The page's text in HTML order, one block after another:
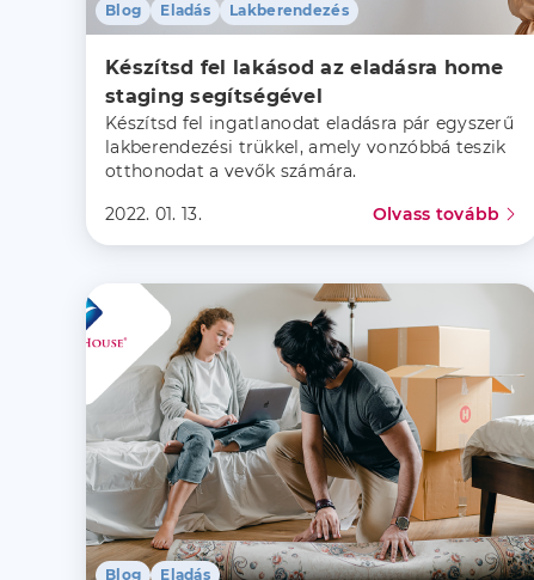
Blog Eladás Lakberendezés
Készítsd fel lakásod az eladásra home
staging segítségével
Készítsd fel ingatlanodat eladásra pár egyszerű
lakberendezési trükkel, amely vonzóbbá teszik
otthonodat a vevők számára.
2022. 01. 13.
Olvass tovább
Blog Eladás